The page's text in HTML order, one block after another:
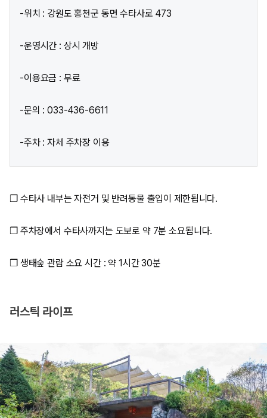
-위치 : 강원도 홍천군 동면 수타사로 473
-운영시간 : 상시 개방
-이용요금 : 무료
-문의 : 033-436-6611
-주차 : 자체 주차장 이용
❒ 수타사 내부는 자전거 및 반려동물 출입이 제한됩니다.
❒ 주차장에서 수타사까지는 도보로 약 7분 소요됩니다.
❒ 생태숲 관람 소요 시간 : 약 1시간 30분
러스틱 라이프